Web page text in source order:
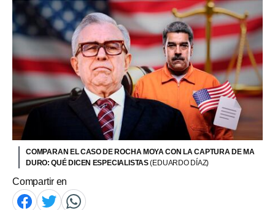
COMPARAN EL CASO DE ROCHA MOYA CON LA CAPTURA DE MA
DURO: QUÉ DICEN ESPECIALISTAS(EDUARDO DÍAZ)
Compartir en